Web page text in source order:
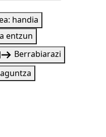
handia
entzun
Berrabiarazi